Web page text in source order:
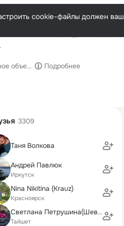
cookie-файлы должен ваш
объединение Тайшет
Подробнее
3309
Таня Волкова
Aндрей Павлюк
Иркутск
Nina Nikitina (Krauz)
Красноярск
Светлана Петрушина(Шевелева)
Тайшет